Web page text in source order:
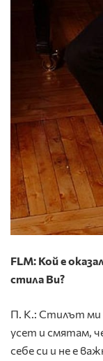
FLM: Кой е
стила Ви?
П. К.: Стилът ми
усет и смятам,
себе си и не е